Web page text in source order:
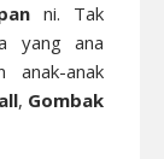
ni. Tak
yang ana
anak
, Gombak